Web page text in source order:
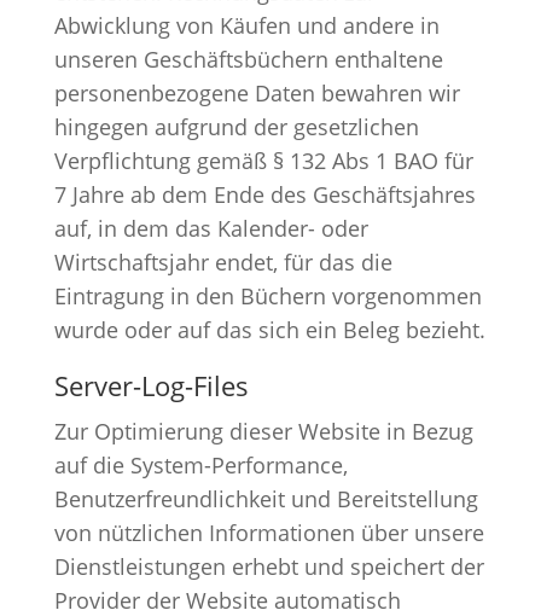
Abwicklung von Käufen und andere in
unseren Geschäftsbüchern enthaltene
personenbezogene Daten bewahren wir
hingegen aufgrund der gesetzlichen
Verpflichtung gemäß § 132 Abs 1 BAO für
7 Jahre ab dem Ende des Geschäftsjahres
auf, in dem das Kalender- oder
Wirtschaftsjahr endet, für das die
Eintragung in den Büchern vorgenommen
wurde oder auf das sich ein Beleg bezieht.
Server-Log-Files
Zur Optimierung dieser Website in Bezug
auf die System-Performance,
Benutzerfreundlichkeit und Bereitstellung
von nützlichen Informationen über unsere
Dienstleistungen erhebt und speichert der
Provider der Website automatisch